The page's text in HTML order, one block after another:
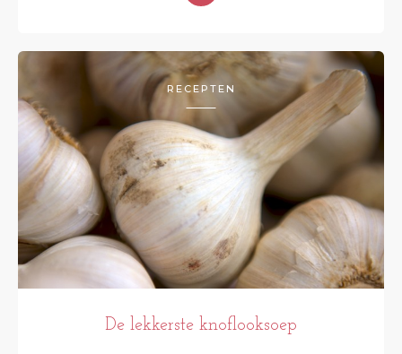
RECEPTEN
De lekkerste knoflooksoep